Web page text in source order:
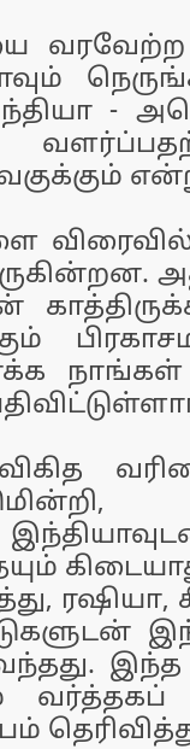
வரவேற்ற
-
வர்த்தகப்